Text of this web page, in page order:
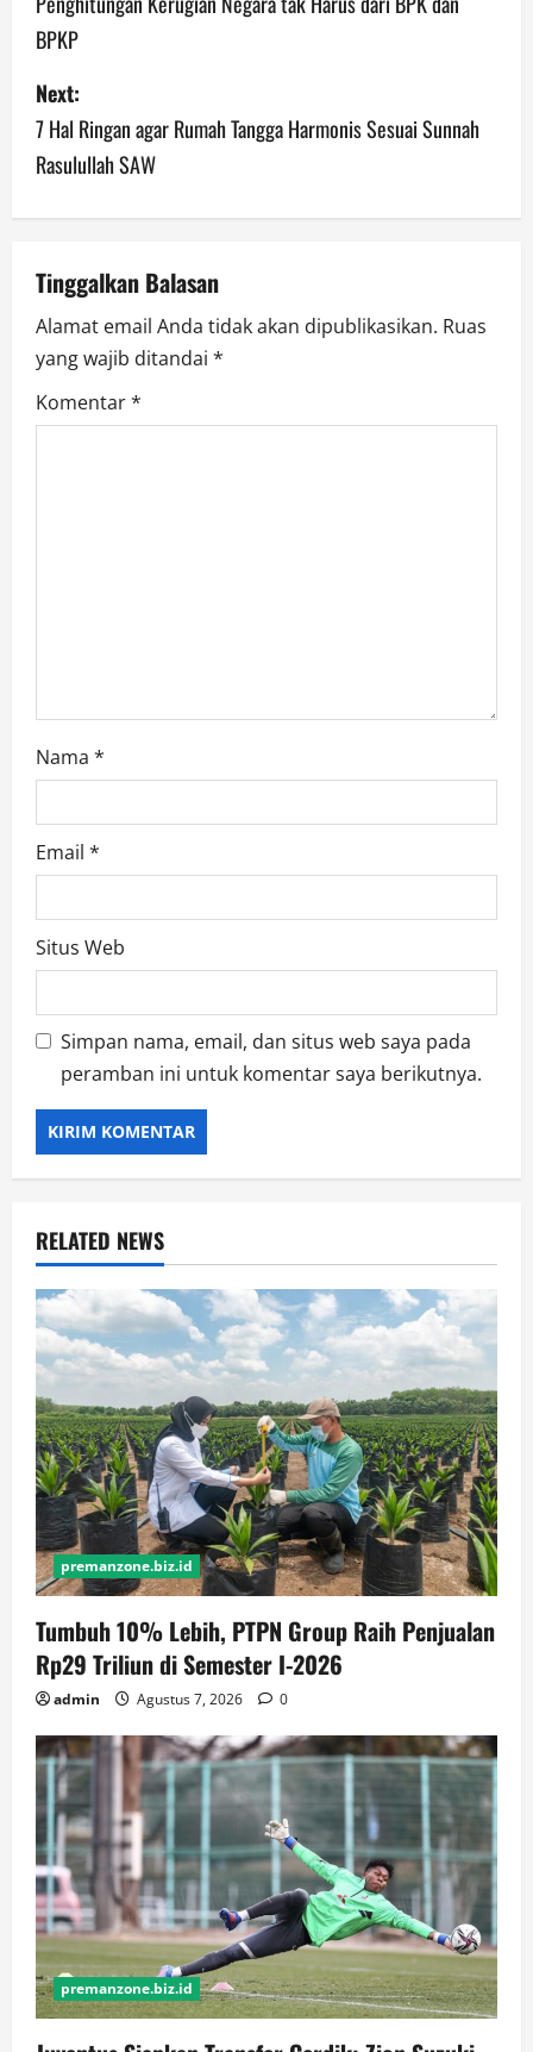
s
t
n
a
i
g
a
BPKP
Next:
7 Hal Ringan agar Rumah Tangga Harmonis Sesuai Sunnah
Rasulullah SAW
Tinggalkan Balasan
Alamat email Anda tidak akan dipublikasikan. Ruas
yang wajib ditandai *
Komentar*
Nama *
Email *
Situs Web
Simpan nama, email, dan situs web saya pada
peramban ini untuk komentar saya berikutnya.
RELATED NEWS
premanzone.biz.id
Tumbuh 10% Lebih, PTPN Group Raih Penjualan
Rp29 Triliun di Semester I-2026
admin Agustus 7, 2026 0
premanzone.biz.id